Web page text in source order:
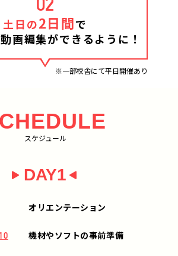
土日の2日間で
画編集ができるように！
※一部校舎にて平日開催あり
スケジュール
DAY1
オリエンテーション
機材やソフトの事前準備